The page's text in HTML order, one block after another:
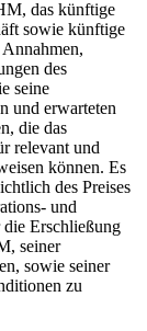
das künftige
sowie künftige
des
seine
und erwarteten
die das
relevant und
können. Es
des Preises
und
die Erschließung
seiner
sowie seiner
zu